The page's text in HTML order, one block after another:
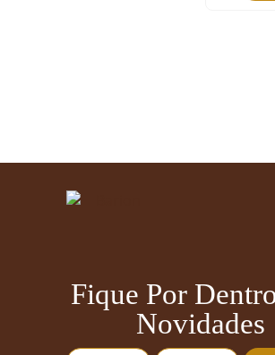
Fique Por
Novidades